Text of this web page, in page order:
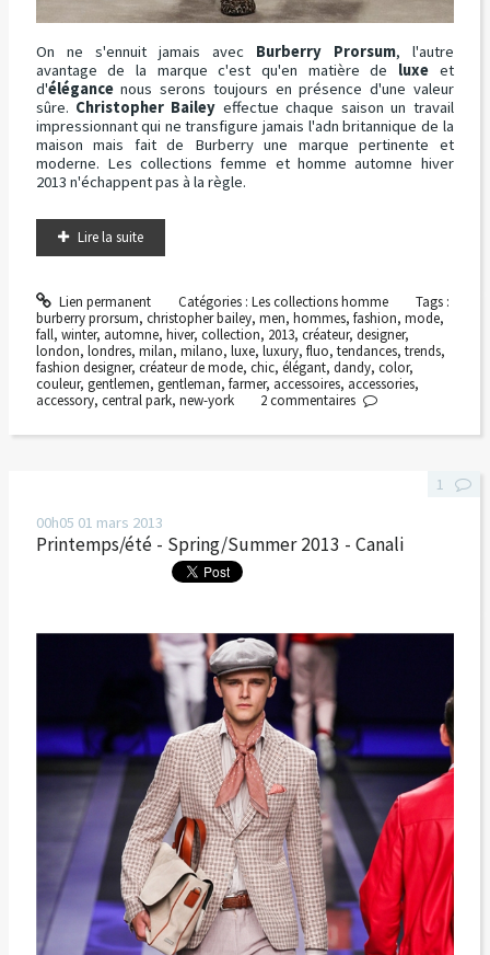
On ne s'ennuit jamais avec Burberry Prorsum, l'autre
avantage de la marque c'est qu'en matière de luxe et
d'élégancenous serons toujours en présence d'une valeur
sûre. Christopher Bailey effectue chaque saison un travail
impressionnant qui ne transfigure jamais l'adn britannique de la
maison mais fait de Burberry une marque pertinente et
moderne. Les collections femme et homme automne hiver
2013 n'échappent pas à la règle.
Lire la suite
Lien permanent Catégories : Les collections homme
Tags :
burberry prorsum, christopher bailey, men, hommes, fashion, mode,
fall, winter, automne, hiver, collection, 2013, créateur, designer,
london, londres, milan, milano, luxe, luxury, fluo, tendances, trends,
fashion designer, créateur de mode, chic, élégant, dandy, color,
couleur, gentlemen, gentleman, farmer, accessoires, accessories,
accessory, central park, new-york 2commentaires
00h05 01 mars 2013
Printemps/été - Spring/Summer 2013 - Canali
1